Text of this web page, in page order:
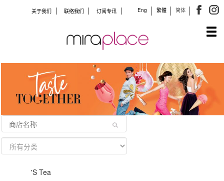
Eng 繁體 简体
关于我们 联络我们 订阅专讯
'S Tea